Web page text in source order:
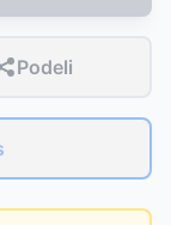
Podeli